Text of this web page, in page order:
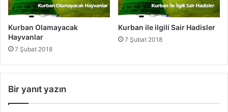
Kurban Olamayacak
Hayvanlar
7 Şubat 2018
Kurban ile ilgili Sair Hadisler
7 Şubat 2018
Bir yanıt yazın